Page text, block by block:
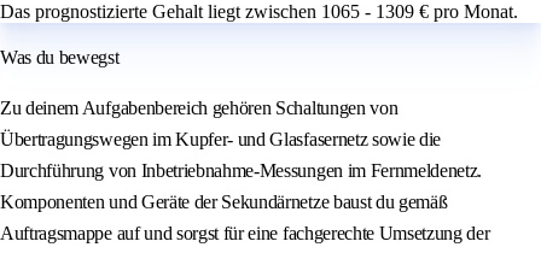
Das prognostizierte Gehalt liegt zwischen 1065 - 1309 € pro Monat.
Was du bewegst
Zu deinem Aufgabenbereich gehören Schaltungen von
Übertragungswegen im Kupfer- und Glasfasernetz sowie die
Durchführung von Inbetriebnahme-Messungen im Fernmeldenetz.
Komponenten und Geräte der Sekundärnetze baust du gemäß
Auftragsmappe auf und sorgst für eine fachgerechte Umsetzung der